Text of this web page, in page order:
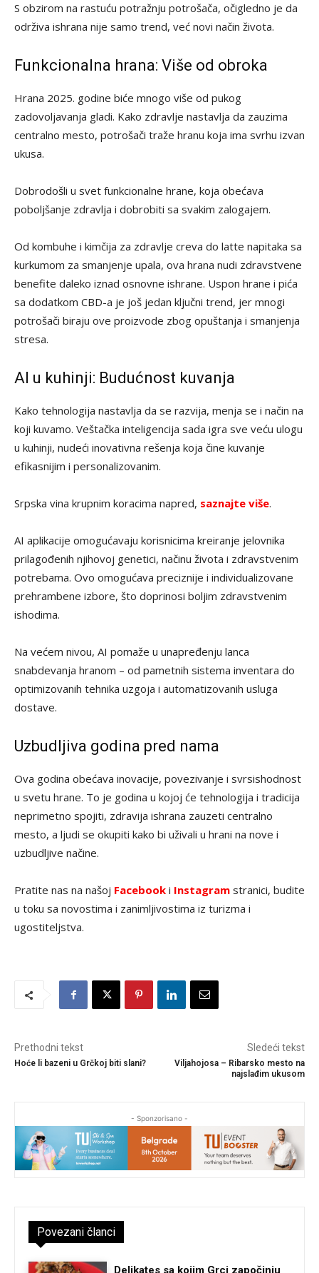
S obzirom na rastuću potražnju potrošača, očigledno je da
održiva ishrana nije samo trend, već novi način života.
Funkcionalna hrana: Više od obroka
Hrana 2025. godine biće mnogo više od pukog
zadovoljavanja gladi. Kako zdravlje nastavlja da zauzima
centralno mesto, potrošači traže hranu koja ima svrhu izvan
ukusa.
Dobrodošli u svet funkcionalne hrane, koja obećava
poboljšanje zdravlja i dobrobiti sa svakim zalogajem.
Od kombuhe i kimčija za zdravlje creva do latte napitaka sa
kurkumom za smanjenje upala, ova hrana nudi zdravstvene
benefite daleko iznad osnovne ishrane. Uspon hrane i pića
sa dodatkom CBD-a je još jedan ključni trend, jer mnogi
potrošači biraju ove proizvode zbog opuštanja i smanjenja
stresa.
AI u kuhinji: Budućnost kuvanja
Kako tehnologija nastavlja da se razvija, menja se i način na
koji kuvamo. Veštačka inteligencija sada igra sve veću ulogu
u kuhinji, nudeći inovativna rešenja koja čine kuvanje
efikasnijim i personalizovanim.
Srpska vina krupnim koracima napred, saznajte više.
AI aplikacije omogućavaju korisnicima kreiranje jelovnika
prilagođenih njihovoj genetici, načinu života i zdravstvenim
potrebama. Ovo omogućava preciznije i individualizovane
prehrambene izbore, što doprinosi boljim zdravstvenim
ishodima.
Na većem nivou, AI pomaže u unapređenju lanca
snabdevanja hranom – od pametnih sistema inventara do
optimizovanih tehnika uzgoja i automatizovanih usluga
dostave.
Uzbudljiva godina pred nama
Ova godina obećava inovacije, povezivanje i svrsishodnost
u svetu hrane. To je godina u kojoj će tehnologija i tradicija
neprimetno spojiti, zdravija ishrana zauzeti centralno
mesto, a ljudi se okupiti kako bi uživali u hrani na nove i
uzbudljive načine.
Pratite nas na našoj Facebook i Instagram stranici, budite
u toku sa novostima i zanimljivostima iz turizma i
ugostiteljstva.
Prethodni tekst
Hoće li bazeni u Grčkoj biti slani?
Sledeći tekst
Viljahojosa – Ribarsko mesto na
najslađim ukusom
- Sponzorisano -
Povezani članci
Delikates sa kojim Grci započinju